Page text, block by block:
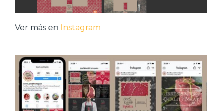
Ver más en Instagram